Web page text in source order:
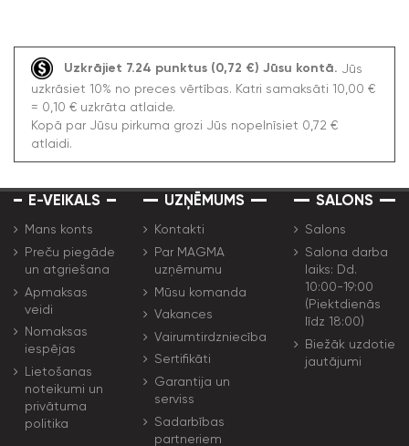
Uzkrājiet 7.24 punktus (0,72 €) Jūsu kontā.
Jūs
uzkrāsiet 10% no preces vērtības. Katri samaksāti 10,00 €
= 0,10 € uzkrāta atlaide.
Kopā par Jūsu pirkuma grozi Jūs nopelnīsiet 0,72 €
atlaidi.
E-VEIKALS
Mans konts
Preču piegāde
un atgriešana
Apmaksas
veidi
Nomaksas
iespējas
Lietošanas
noteikumi un
privātuma
politika
UZŅĒMUMS
Kontakti
Par MAGMA
uzņēmumu
Mūsu komanda
Vakances
Vairumtirdzniecība
Sertifikāti
Garantija un
serviss
Sadarbības
partneriem
SALONS
Salons
Salona darba
laiks: Dd.
10:00-19:00
(Piektdienās
līdz 18:00)
Biežāk uzdotie
jautājumi